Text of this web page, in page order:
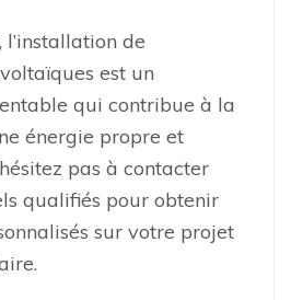
l’installation de
est un
qui contribue à la
énergie propre et
pas à contacter
qualifiés pour obtenir
sur votre projet